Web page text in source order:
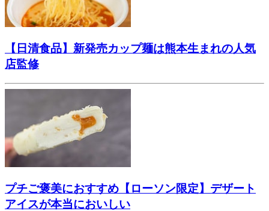
【日清食品】新発売カップ麺は熊本生まれの人気
店監修
プチご褒美におすすめ【ローソン限定】デザート
アイスが本当においしい